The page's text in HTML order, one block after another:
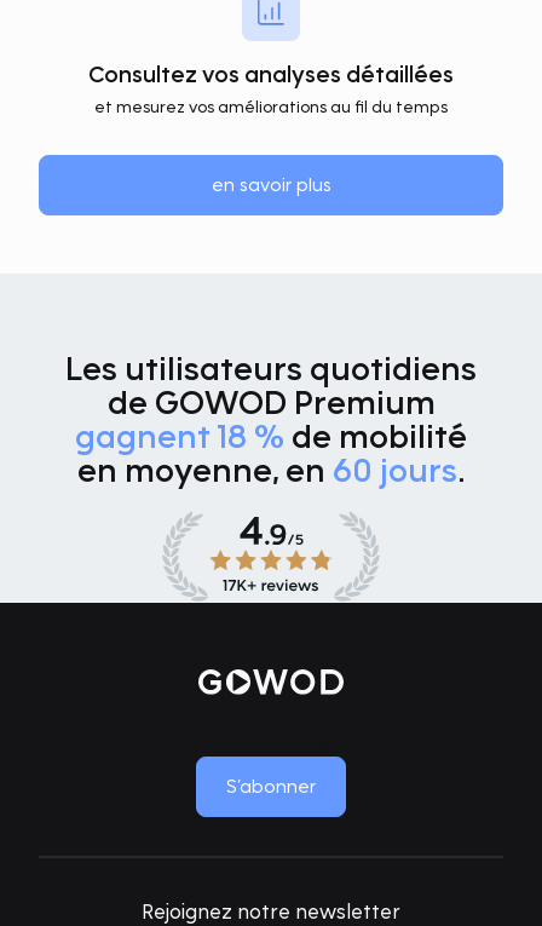
Consultez vos analyses détaillées
et mesurez vos améliorations au fil du temps
en savoir plus
Les utilisateurs quotidiens
de GOWOD Premium
gagnent 18 % de mobilité
en moyenne, en 60 jours.
S’abonner
Rejoignez notre newsletter